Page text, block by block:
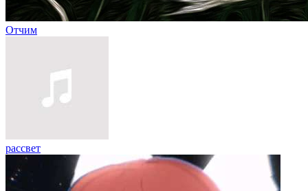
Отчим
рассвет